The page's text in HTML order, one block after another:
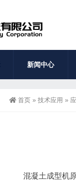
新闻中心
首页 » 技术应用 »
混凝土成型机